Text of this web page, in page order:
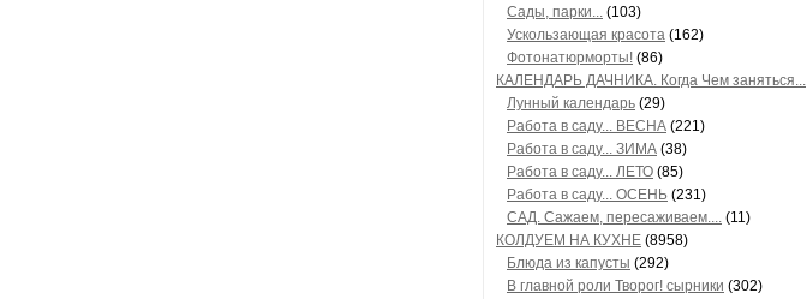
Сады, парки... (103)
Ускользающая красота (162)
Фотонатюрморты! (86)
КАЛЕНДАРЬ ДАЧНИКА. Когда Чем заняться...
Лунный календарь (29)
Работа в саду... ВЕСНА (221)
Работа в саду... ЗИМА (38)
Работа в саду... ЛЕТО (85)
Работа в саду... ОСЕНЬ (231)
САД. Сажаем, пересаживаем.... (11)
КОЛДУЕМ НА КУХНЕ (8958)
Блюда из капусты (292)
В главной роли Творог! сырники (302)